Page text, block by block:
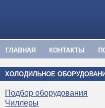
ГЛАВНАЯ КОНТАКТЫ
ХОЛОДИЛЬНОЕ
Подбор оборудования
Чиллеры